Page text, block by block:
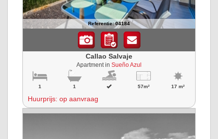
Referentie: 04184
Callao Salvaje
Apartment in Sueño Azul
1 1 57m² 17 m²
Huurprijs: op aanvraag